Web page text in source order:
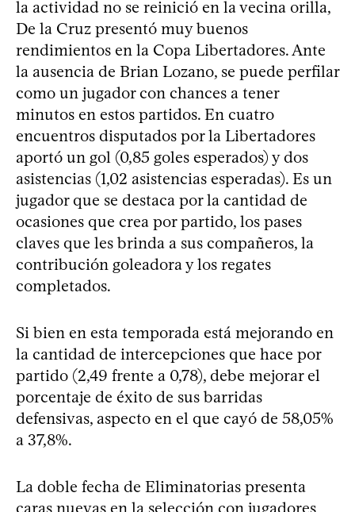
la actividad no se reinició en la vecina orilla,
De la Cruz presentó muy buenos
rendimientos en la Copa Libertadores. Ante
la ausencia de Brian Lozano, se puede perfilar
como un jugador con chances a tener
minutos en estos partidos. En cuatro
encuentros disputados por la Libertadores
aportó un gol (0,85 goles esperados) y dos
asistencias (1,02 asistencias esperadas). Es un
jugador que se destaca por la cantidad de
ocasiones que crea por partido, los pases
claves que les brinda a sus compañeros, la
contribución goleadora y los regates
completados.
Si bien en esta temporada está mejorando en
la cantidad de intercepciones que hace por
partido (2,49 frente a 0,78), debe mejorar el
porcentaje de éxito de sus barridas
defensivas, aspecto en el que cayó de 58,05%
a 37,8%.
La doble fecha de Eliminatorias presenta
caras nuevas en la selección con jugadores